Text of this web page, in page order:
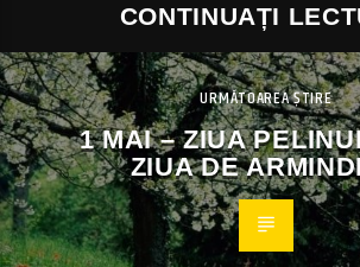
CONTINUAȚI
URMĂTOAREA ȘTIRE
1 MAI – ZIUA
ZIUA DE